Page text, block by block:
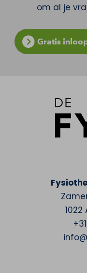
om al je
Gratis
1022